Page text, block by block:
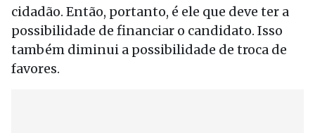
cidadão. Então, portanto, é ele que deve ter a
possibilidade de financiar o candidato. Isso
também diminui a possibilidade de troca de
favores.